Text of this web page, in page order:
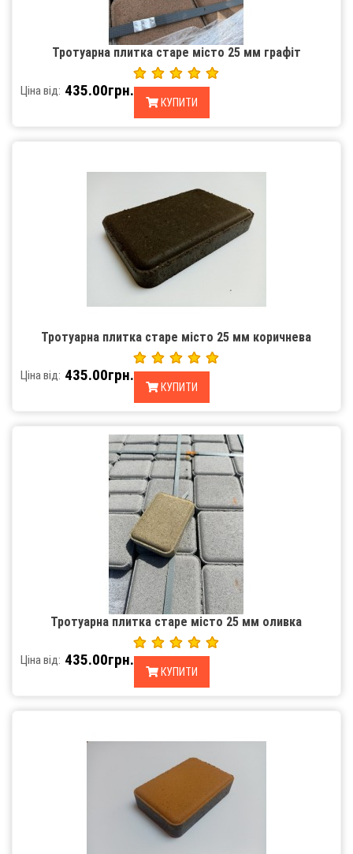
Тротуарна плитка старе місто 25 мм графіт
Ціна від: 435.00грн.
КУПИТИ
Тротуарна плитка старе місто 25 мм коричнева
Ціна від: 435.00грн.
КУПИТИ
Тротуарна плитка старе місто 25 мм оливка
Ціна від: 435.00грн.
КУПИТИ